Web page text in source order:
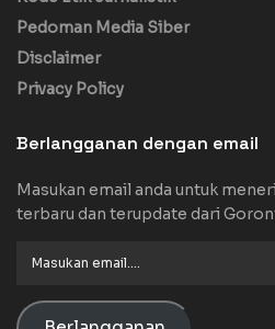
Pedoman Media Siber
Disclaimer
Privacy Policy
Berlangganan dengan email
Masukan email anda untuk
terbaru dan terupdate dari